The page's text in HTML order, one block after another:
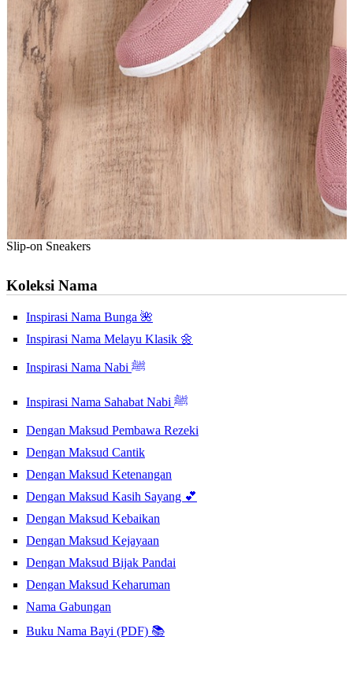
Slip-on Sneakers
Koleksi Nama
Inspirasi Nama Bunga 🌺
Inspirasi Nama Melayu Klasik 🌼
Inspirasi Nama Nabi ﷺ
Inspirasi Nama Sahabat Nabi ﷺ
Dengan Maksud Pembawa Rezeki
Dengan Maksud Cantik
Dengan Maksud Ketenangan
Dengan Maksud Kasih Sayang 💕
Dengan Maksud Kebaikan
Dengan Maksud Kejayaan
Dengan Maksud Bijak Pandai
Dengan Maksud Keharuman
Nama Gabungan
Buku Nama Bayi (PDF) 📚